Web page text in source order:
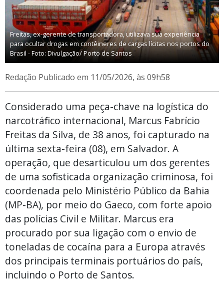
Freitas, ex-gerente de transportadora, utilizava sua experiência
para ocultar drogas em contêineres de cargas lícitas nos portos do
Brasil - Foto: Divulgação/ Porto de Santos
Redação Publicado em 11/05/2026, às 09h58
Considerado uma peça-chave na logística do
narcotráfico internacional, Marcus Fabrício
Freitas da Silva, de 38 anos, foi capturado na
última sexta-feira (08), em Salvador. A
operação, que desarticulou um dos gerentes
de uma sofisticada organização criminosa, foi
coordenada pelo Ministério Público da Bahia
(MP-BA), por meio do Gaeco, com forte apoio
das polícias Civil e Militar. Marcus era
procurado por sua ligação com o envio de
toneladas de cocaína para a Europa através
dos principais terminais portuários do país,
incluindo o Porto de Santos.